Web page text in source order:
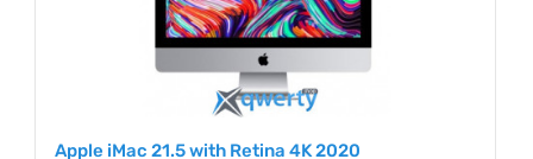
Apple iMac 21.5 with Retina 4K 2020